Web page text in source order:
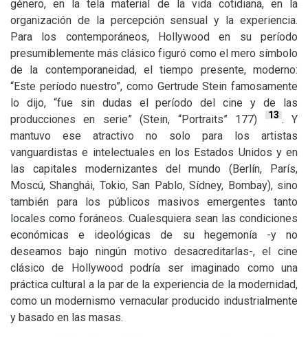
género, en la tela material de la vida cotidiana, en la
organización de la percepción sensual y la experiencia.
Para los contemporáneos, Hollywood en su período
presumiblemente más clásico figuró como el mero símbolo
de la contemporaneidad, el tiempo presente, moderno:
“Este período nuestro”, como Gertrude Stein famosamente
lo dijo, “fue sin dudas el período del cine y de las
producciones en serie” (Stein, “Portraits” 177)
13 . Y
mantuvo ese atractivo no solo para los artistas
vanguardistas e intelectuales en los Estados Unidos y en
las capitales modernizantes del mundo (Berlín, París,
Moscú, Shanghái, Tokio, San Pablo, Sídney, Bombay), sino
también para los públicos masivos emergentes tanto
locales como foráneos. Cualesquiera sean las condiciones
económicas e ideológicas de su hegemonía -y no
deseamos bajo ningún motivo desacreditarlas-, el cine
clásico de Hollywood podría ser imaginado como una
práctica cultural a la par de la experiencia de la modernidad,
como un modernismo vernacular producido industrialmente
y basado en las masas.